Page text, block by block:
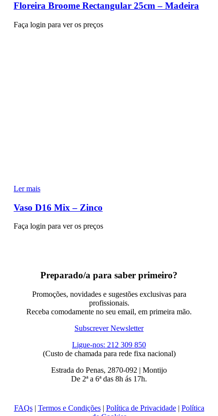
Floreira Broome Rectangular 25cm – Madeira
Faça login para ver os preços
Ler mais
Vaso D16 Mix – Zinco
Faça login para ver os preços
Preparado/a para saber primeiro?
Promoções, novidades e sugestões exclusivas para
profissionais.
Receba comodamente no seu email, em primeira mão.
Subscrever Newsletter
Ligue-nos: 212 309 850
(Custo de chamada para rede fixa nacional)
Estrada do Penas, 2870-092 | Montijo
De 2ª a 6ª das 8h ás 17h.
FAQs| Termos e Condições| Política de Privacidade| Política